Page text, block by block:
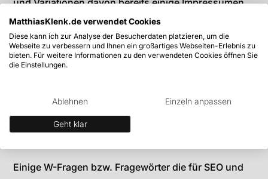
und Variationen davon bereits einige Impressumen
aufweist, zügig besser dafür ranken könnten. Und
das sowohl in der Suche von Google, Bing und Co.
sondern theoretisch auch in Übersichten mit KI / AI
Welche W-Fragen gibt es?
Einige W-Fragen bzw. Fragewörter die für SEO und
MatthiasKlenk.de verwendet Cookies
Diese kann ich zur Analyse der Besucherdaten platzieren, um die
Webseite zu verbessern und Ihnen ein großartiges Webseiten-Erlebnis zu
bieten. Für weitere Informationen zu den verwendeten Cookies öffnen Sie
die Einstellungen.
Ablehnen Einzeln anpassen
Geht klar